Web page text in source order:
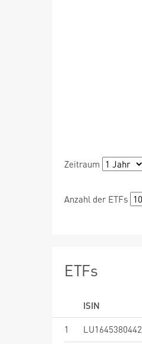
Zeitraum
Anzahl der ETFs
ETFs
ISIN
1
LU1645380442